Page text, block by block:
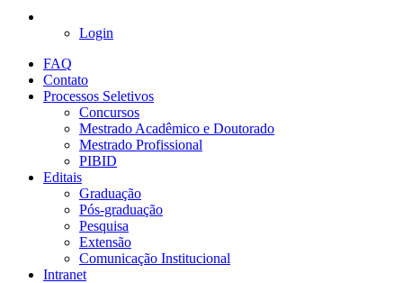
Login
FAQ
Contato
Processos Seletivos
Concursos
Mestrado Acadêmico e Doutorado
Mestrado Profissional
PIBID
Editais
Graduação
Pós-graduação
Pesquisa
Extensão
Comunicação Institucional
Intranet